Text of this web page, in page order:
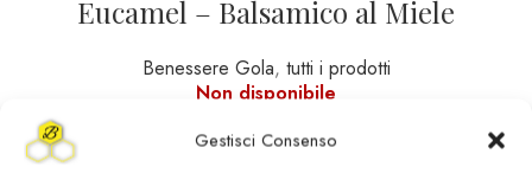
Gestisci Consenso
Eucamel – Balsamico al Miele
Benessere Gola, tutti i prodotti
Non disponibile
8,00€